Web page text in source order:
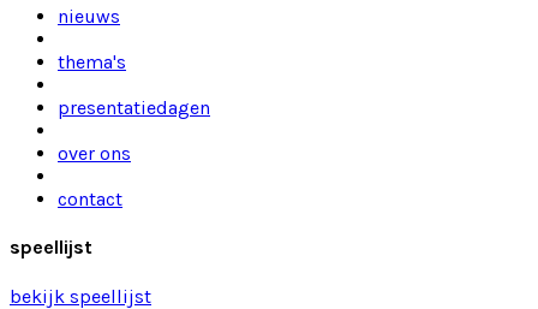
nieuws
thema's
presentatiedagen
over ons
contact
speellijst
bekijk speellijst